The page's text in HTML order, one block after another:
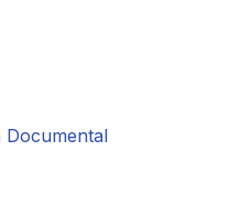
Documental